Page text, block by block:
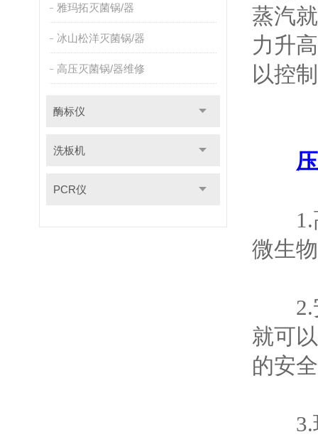
雅玛拓灭菌锅/器
冰山松洋灭菌锅/器
高压灭菌锅/器维修
酶标仪
洗板机
PCR仪
蒸汽
力升
以控
1.高
微生
2.安
就可
的安
3.环